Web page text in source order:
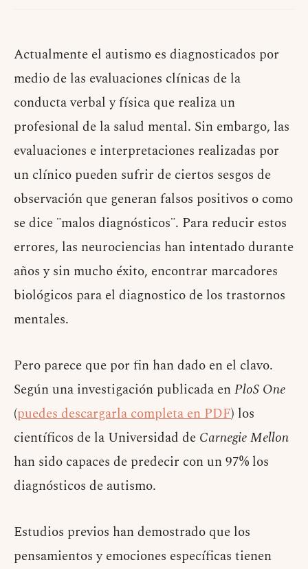
Actualmente el autismo es diagnosticados por
medio de las evaluaciones clínicas de la
conducta verbal y física que realiza un
profesional de la salud mental. Sin embargo, las
evaluaciones e interpretaciones realizadas por
un clínico pueden sufrir de ciertos sesgos de
observación que generan falsos positivos o como
se dice ¨malos diagnósticos¨. Para reducir estos
errores, las neurociencias han intentado durante
años y sin mucho éxito, encontrar marcadores
biológicos para el diagnostico de los trastornos
mentales.
Pero parece que por fin han dado en el clavo.
Según una investigación publicada enPloS One
(puedes descargarla completa en PDF) los
científicos de la Universidad de Carnegie Mellon
han sido capaces de predecir con un 97% los
diagnósticos de autismo.
Estudios previos han demostrado que los
pensamientos y emociones específicas tienen